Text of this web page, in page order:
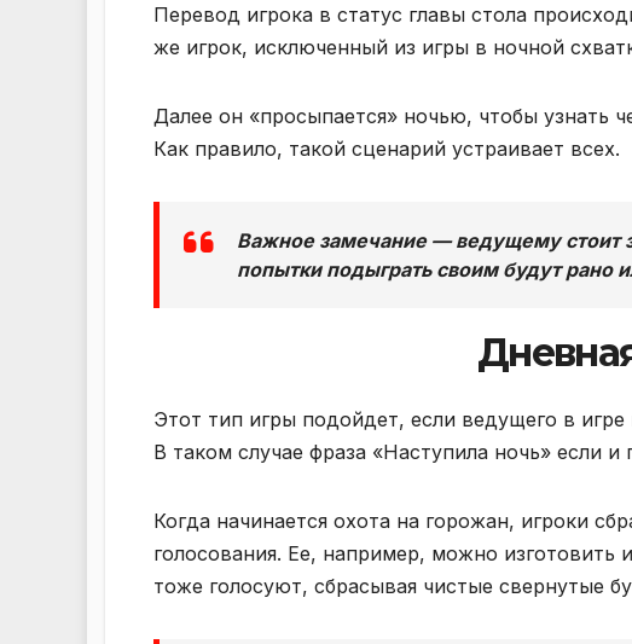
Перевод игрока в статус главы стола
же игрок, исключенный из игры в ночной
Далее он «просыпается» ночью, чтобы узнать
Как правило, такой сценарий устраивает всех.
Важное замечание — ведущему стоит
попытки подыграть своим будут рано
Этот тип игры подойдет, если ведущего в
В таком случае фраза «Наступила ночь» если и
Когда начинается охота на горожан, игроки
голосования. Ее, например, можно
тоже голосуют, сбрасывая чистые свернутые